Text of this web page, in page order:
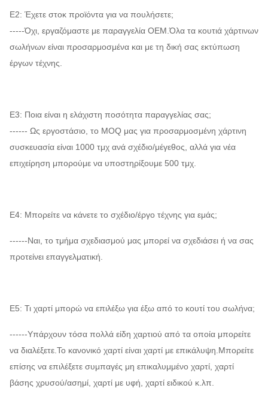
Ε2: Έχετε στοκ προϊόντα για να πουλήσετε;
-----Όχι, εργαζόμαστε με παραγγελία OEM.Όλα τα κουτιά χάρτινων
σωλήνων είναι προσαρμοσμένα και με τη δική σας εκτύπωση
έργων τέχνης.
Ε3: Ποια είναι η ελάχιστη ποσότητα παραγγελίας σας;
------ Ως εργοστάσιο, το MOQ μας για προσαρμοσμένη χάρτινη
συσκευασία είναι 1000 τμχ ανά σχέδιο/μέγεθος, αλλά για νέα
επιχείρηση μπορούμε να υποστηρίξουμε 500 τμχ.
Ε4: Μπορείτε να κάνετε το σχέδιο/έργο τέχνης για εμάς;
------Ναι, το τμήμα σχεδιασμού μας μπορεί να σχεδιάσει ή να σας
προτείνει επαγγελματική.
Ε5: Τι χαρτί μπορώ να επιλέξω για έξω από το κουτί του σωλήνα;
------Υπάρχουν τόσα πολλά είδη χαρτιού από τα οποία μπορείτε
να διαλέξετε.Το κανονικό χαρτί είναι χαρτί με επικάλυψη.Μπορείτε
επίσης να επιλέξετε συμπαγές μη επικαλυμμένο χαρτί, χαρτί
βάσης χρυσού/ασημί, χαρτί με υφή, χαρτί ειδικού κ.λπ.